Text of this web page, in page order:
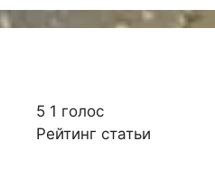
5 1 голос
Рейтинг статьи